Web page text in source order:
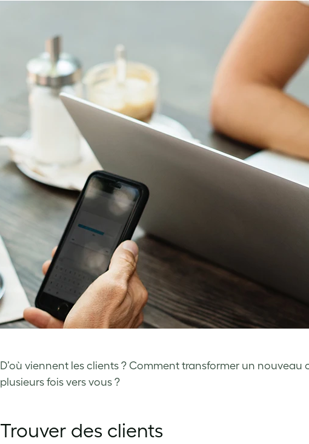
D’où viennent les clients ? Comment transformer un
plusieurs fois vers vous ?
Trouver des clients